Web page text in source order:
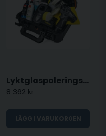
Lyktglaspolerings komplett kit
8 362 kr
LÄGG I VARUKORGEN